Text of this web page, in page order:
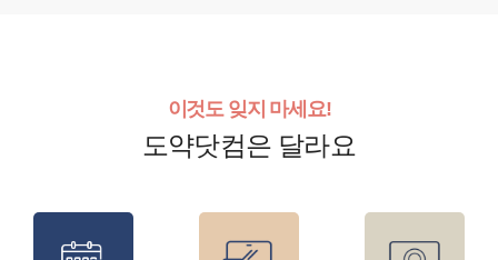
이것도 잊지 마세요!
도약닷컴은 달라요